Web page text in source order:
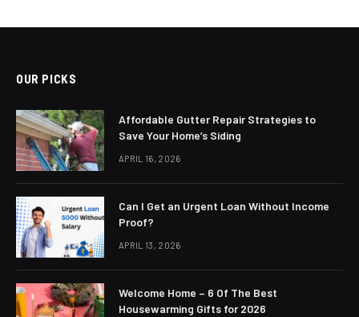
OUR PICKS
Affordable Gutter Repair Strategies to
Save Your Home’s Siding
APRIL 16, 2026
Can I Get an Urgent Loan Without Income
Proof?
APRIL 13, 2026
Welcome Home – 6 Of The Best
Housewarming Gifts for 2026